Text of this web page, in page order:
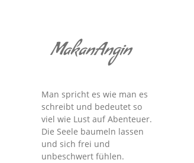
MakanAngin
Man spricht es wie man es
schreibt und bedeutet so
viel wie Lust auf Abenteuer.
Die Seele baumeln lassen
und sich frei und
unbeschwert fühlen.